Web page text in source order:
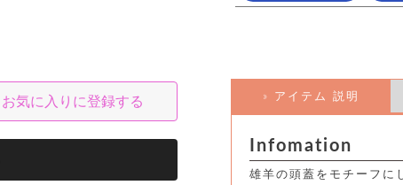
お気に入りに登録する » アイテム 説明
Infomation
雄羊の頭蓋をモチーフに